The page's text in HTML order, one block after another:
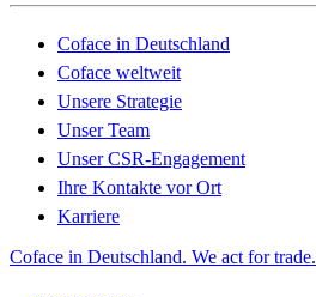
Coface in Deutschland
Coface weltweit
Unsere Strategie
Unser Team
Unser CSR-Engagement
Ihre Kontakte vor Ort
Karriere
Coface in Deutschland. We act for trade.